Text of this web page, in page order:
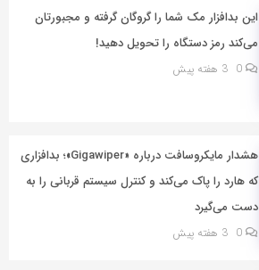
این بدافزار مک شما را گروگان گرفته و مجبورتان
می‌کند رمز دستگاه را تحویل دهید!
0 3 هفته پیش
هشدار مایکروسافت درباره «Gigawiper»؛ بدافزاری
که هارد را پاک می‌کند و کنترل سیستم قربانی را به
دست می‌گیرد
0 3 هفته پیش